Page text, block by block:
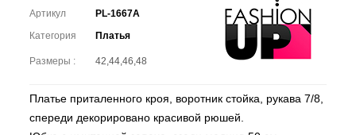
Артикул
PL-1667A
Категория
Платья
Размеры : 42,44,46,48
Платье приталенного кроя, воротник стойка, рукава 7/8,
спереди декорировано красивой рюшей.